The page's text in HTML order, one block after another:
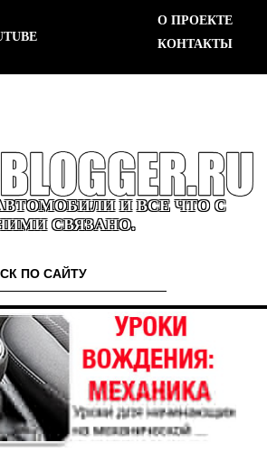
О ПРОЕКТЕ
КОНТАКТЫ
И ВСЕ ЧТО С
СВЯЗАНО.